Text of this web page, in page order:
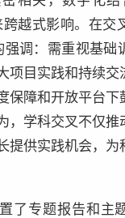
跨越式影响。在交
强调：需重视基础
项目实践和持续交
保障和开放平台下
，学科交叉不仅推
提供实践机会，为
了专题报告和主